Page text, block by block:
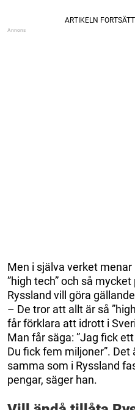
Men i själva verket
”high tech” och så
Ryssland vill göra
– De tror att allt är så
får förklara att idrott i
Man får säga: ”Jag fick
Du fick fem miljoner”.
samma som i Ryssland
pengar, säger han.